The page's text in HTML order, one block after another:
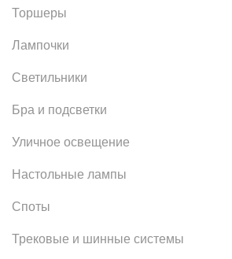
Торшеры
Лампочки
Светильники
Бра и подсветки
Уличное освещение
Настольные лампы
Споты
Трековые и шинные системы